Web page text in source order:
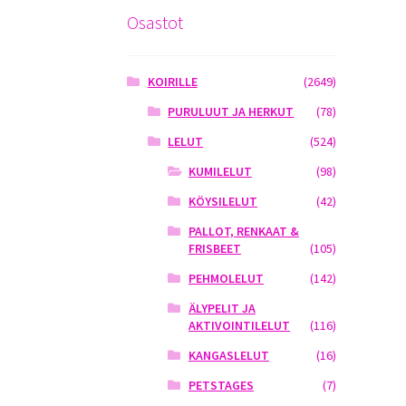
Osastot
KOIRILLE
(2649)
PURULUUT JA HERKUT
(78)
LELUT
(524)
KUMILELUT
(98)
KÖYSILELUT
(42)
PALLOT, RENKAAT &
FRISBEET
(105)
PEHMOLELUT
(142)
ÄLYPELIT JA
AKTIVOINTILELUT
(116)
KANGASLELUT
(16)
PETSTAGES
(7)